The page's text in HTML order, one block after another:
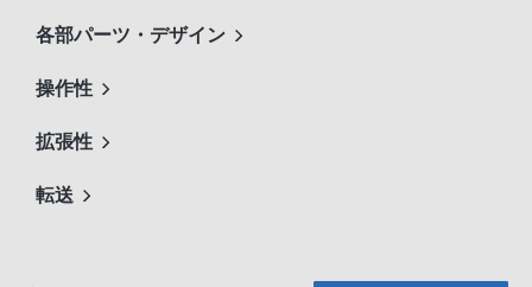
各部パーツ・デザイン
操作性
拡張性
転送